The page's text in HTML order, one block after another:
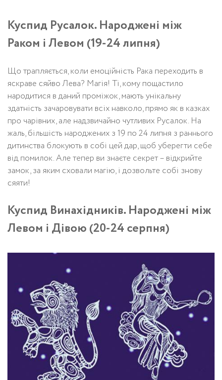
Куспид Русалок. Народжені між
Раком і Левом (19-24 липня)
Що трапляється, коли емоційність Рака переходить в
яскраве сяйво Лева? Магія! Ті, кому пощастило
народитися в даний проміжок, мають унікальну
здатність зачаровувати всіх навколо, прямо як в казках
про чарівних, але надзвичайно чутливих Русалок. На
жаль, більшість народжених з 19 по 24 липня з раннього
дитинства блокують в собі цей дар, щоб уберегти себе
від помилок. Але тепер ви знаєте секрет – відкрийте
замок, за яким сховали магію, і дозвольте собі знову
сяяти!
Куспид Винахідників. Народжені між
Левом і Дівою (20-24 серпня)